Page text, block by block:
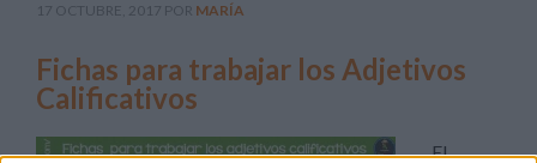
17 OCTUBRE, 2017 POR MARÍA
Fichas para trabajar los Adjetivos
Calificativos
El